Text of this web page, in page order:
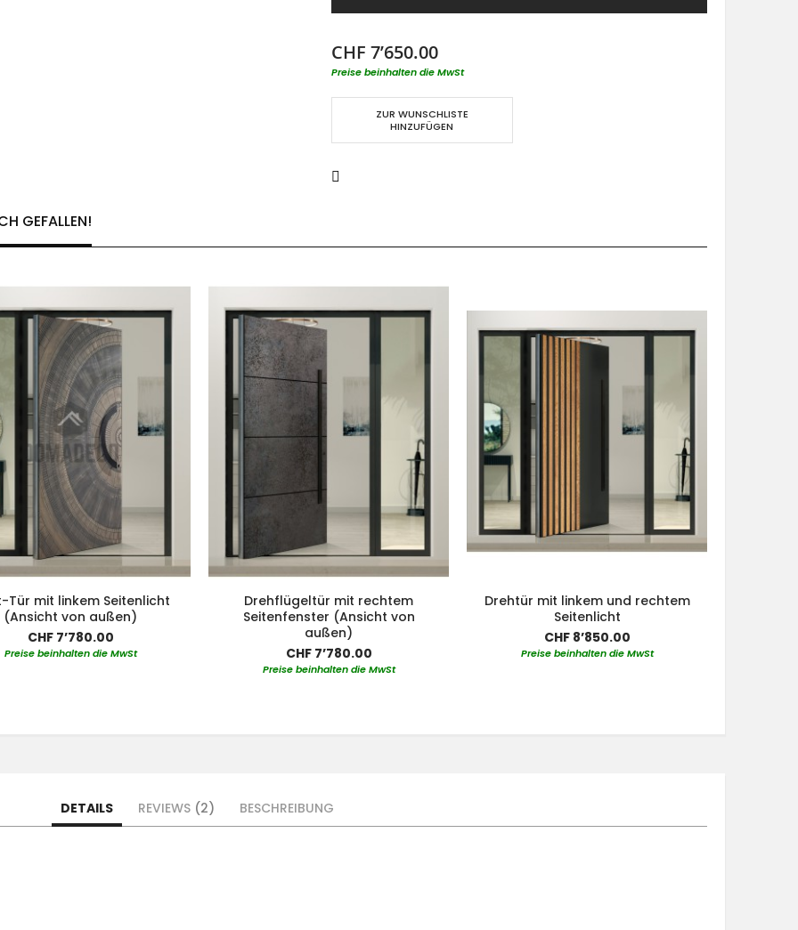
CHF 7’650.00
Preise beinhalten die MwSt
ZUR WUNSCHLISTE
HINZUFÜGEN
GEFALLEN!
Tür mit linkem Seitenlicht
(Ansicht von außen)
CHF 7’780.00
Preise beinhalten die MwSt
Drehflügeltür mit rechtem
Seitenfenster (Ansicht von
außen)
CHF 7’780.00
Preise beinhalten die MwSt
Drehtür mit linkem und rechtem
Seitenlicht
CHF 8’850.00
Preise beinhalten die MwSt
DETAILS REVIEWS 2 BESCHREIBUNG